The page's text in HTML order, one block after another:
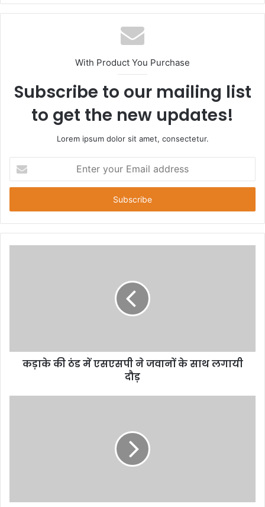
b
s
i
e
With Product You Purchase
Subscribe to our mailing list
to get the new updates!
Lorem ipsum dolor sit amet, consectetur.
t
r
y
d
कड़ाके की ठंड में एसएसपी ने जवानों के साथ लगायी
दौड़